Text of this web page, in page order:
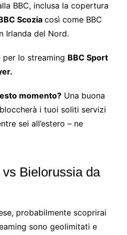
BBC, inclusa la copertura
Scoziacosì come BBC
Irlanda del Nord.
per lo streaming BBC Sport
.
momento?Una buona
i tuoi soliti servizi
sei all’estero – ne
Bielorussia da
probabilmente scoprirai
sono geolimitati e